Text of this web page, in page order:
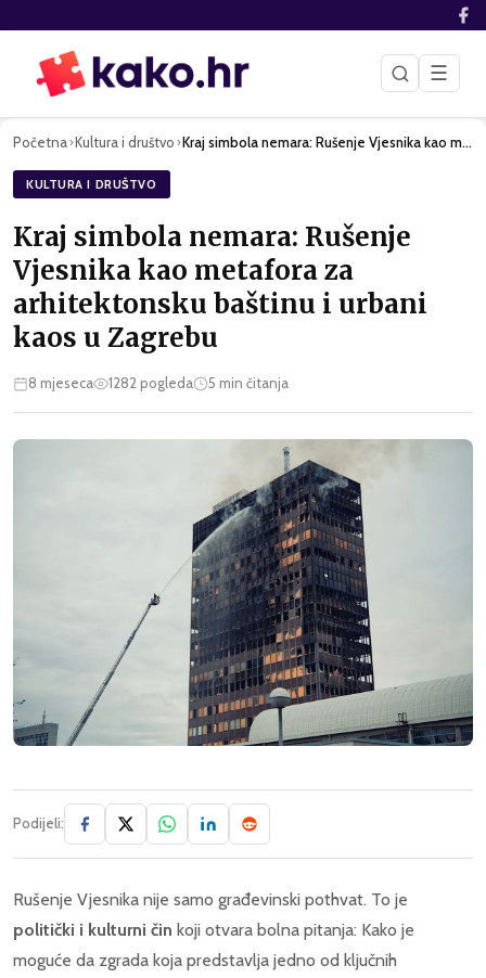
☰
Početna›Kultura i društvo › Kraj simbola nemara: Rušenje Vjesnika kao metafora za arhite…
KULTURA I DRUŠTVO
Kraj simbola nemara: Rušenje
Vjesnika kao metafora za
arhitektonsku baštinu i urbani
kaos u Zagrebu
8 mjeseca 1282pogleda 5 min čitanja
Podijeli:
Rušenje Vjesnika nije samo građevinski pothvat. To je
politički i kulturni čin koji otvara bolna pitanja: Kako je
moguće da zgrada koja predstavlja jedno od ključnih